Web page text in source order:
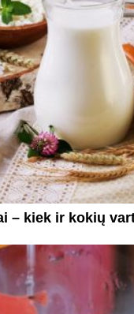
– kiek ir kokių